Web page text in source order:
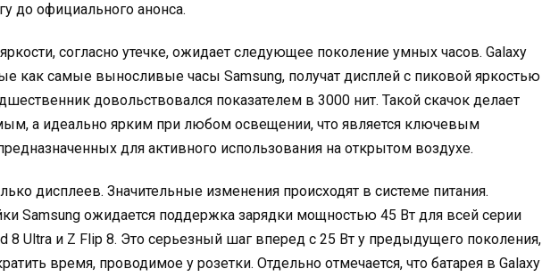
до официального анонса.
согласно утечке, ожидает следующее поколение умных часов. Galaxy
как самые выносливые часы Samsung, получат дисплей с пиковой яркостью
довольствовался показателем в 3000 нит. Такой скачок делает
а идеально ярким при любом освещении, что является ключевым
для активного использования на открытом воздухе.
дисплеев. Значительные изменения происходят в системе питания.
Samsung ожидается поддержка зарядки мощностью 45 Вт для всей серии
8 Ultra и Z Flip 8. Это серьезный шаг вперед с 25 Вт у предыдущего поколения,
время, проводимое у розетки. Отдельно отмечается, что батарея в Galaxy